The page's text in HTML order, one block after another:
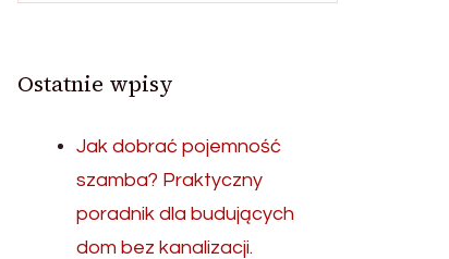
Ostatnie wpisy
Jak dobrać pojemność
szamba? Praktyczny
poradnik dla budujących
dom bez kanalizacji.